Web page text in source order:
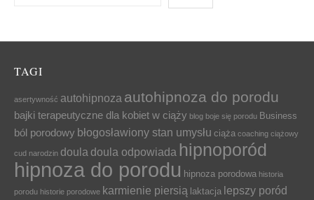
TAGI
asertywność autohipnoza autohipnoza do porodu
bajki terapeutyczne dla kobiet w ciąży blog boje się porodu Business
ból porodowy błogosławiony stan umysłu ciąża coaching ciążowy
cud narodzin doula doula odpowiada hipnoporód
hipnoza do porodu hipnoza porodowa historia
porodu historie porodowe karmienie piersią laktacja lepszy poród